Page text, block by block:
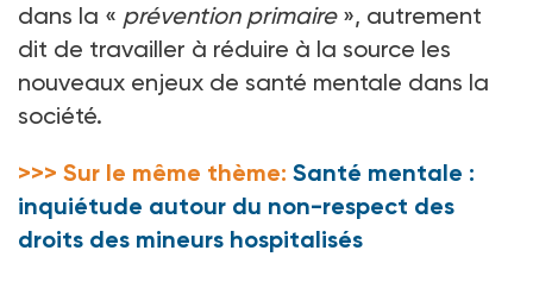
dans la « prévention primaire », autrement
dit de travailler à réduire à la source les
nouveaux enjeux de santé mentale dans la
société.
>>> Sur le même thème: Santé mentale :
inquiétude autour du non-respect des
droits des mineurs hospitalisés